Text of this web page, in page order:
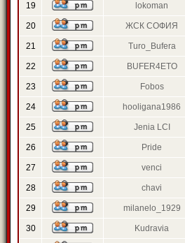
19 lokoman
20 ЖСК СОФИЯ
21 Turo_Bufera
22 BUFER4ETO
23 Fobos
24 hooligana1986
25 Jenia LCI
26 Pride
27 venci
28 chavi
29 milanelo_1929
30 Kudravia